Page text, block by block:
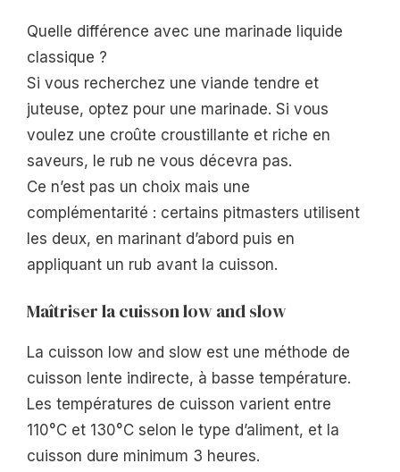
Quelle différence avec une marinade liquide
classique ?
Si vous recherchez une viande tendre et
juteuse, optez pour une marinade. Si vous
voulez une croûte croustillante et riche en
saveurs, le rub ne vous décevra pas.
Ce n’est pas un choix mais une
complémentarité : certains pitmasters utilisent
les deux, en marinant d’abord puis en
appliquant un rub avant la cuisson.
Maîtriser la cuisson low and slow
La cuisson low and slow est une méthode de
cuisson lente indirecte, à basse température.
Les températures de cuisson varient entre
110°C et 130°C selon le type d’aliment, et la
cuisson dure minimum 3 heures.